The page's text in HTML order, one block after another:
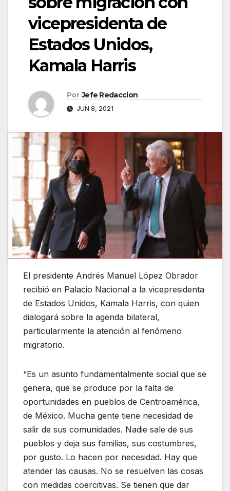
vicepresidenta de
Estados Unidos,
Kamala Harris
Por Jefe Redaccion
JUN 8, 2021
El presidente Andrés Manuel López Obrador
recibió en Palacio Nacional a la vicepresidenta
de Estados Unidos, Kamala Harris, con quien
dialogará sobre la agenda bilateral,
particularmente la atención al fenómeno
migratorio.
“Es un asunto fundamentalmente social que se
genera, que se produce por la falta de
oportunidades en pueblos de Centroamérica,
de México. Mucha gente tiene necesidad de
salir de sus comunidades. Nadie sale de sus
pueblos y deja sus familias, sus costumbres,
por gusto. Lo hacen por necesidad. Hay que
atender las causas. No se resuelven las cosas
con medidas coercitivas. Se tienen que dar